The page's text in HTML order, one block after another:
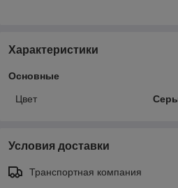
Характеристики
Основные
Цвет
Условия доставки
Транспортная компания